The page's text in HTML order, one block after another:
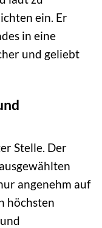
ein. Er
in eine
und geliebt
Stelle. Der
angenehm auf
höchsten